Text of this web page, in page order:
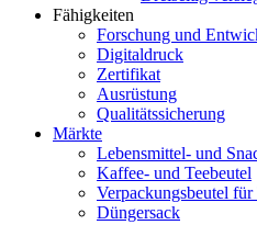
Fähigkeiten
Forschung und
Digitaldruck
Zertifikat
Ausrüstung
Qualitätssicherung
Märkte
Lebensmittel- und
Kaffee- und Teebeutel
Verpackungsbeutel
Düngersack